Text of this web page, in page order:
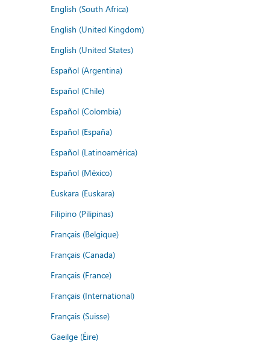
English (South Africa)
English (United Kingdom)
English (United States)
Español (Argentina)
Español (Chile)
Español (Colombia)
Español (España)
Español (Latinoamérica)
Español (México)
Euskara (Euskara)
Filipino (Pilipinas)
Français (Belgique)
Français (Canada)
Français (France)
Français (International)
Français (Suisse)
Gaeilge (Éire)